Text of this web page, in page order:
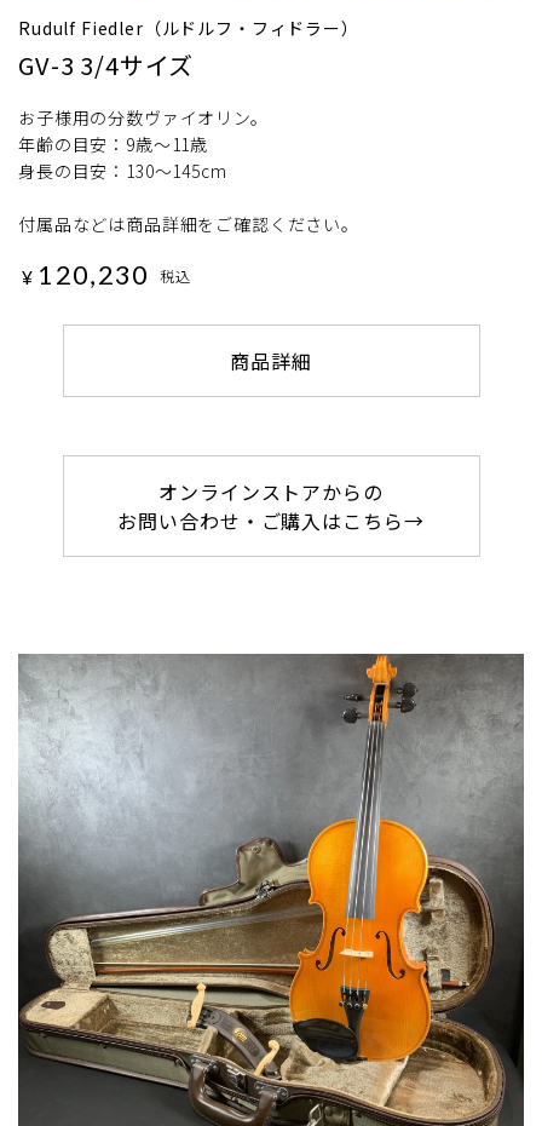
Rudulf Fiedler（ルドルフ・フィドラー）
GV-3 3/4サイズ
お子様用の分数ヴァイオリン。
年齢の目安：9歳～11歳
身長の目安：130～145cm
付属品などは商品詳細をご確認ください。
¥ 120,230 税込
商品詳細
オンラインストアからの
お問い合わせ・ご購入はこちら→